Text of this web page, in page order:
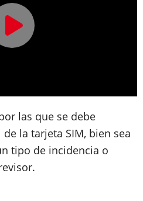
las que se debe
la tarjeta SIM, bien sea
tipo de incidencia o